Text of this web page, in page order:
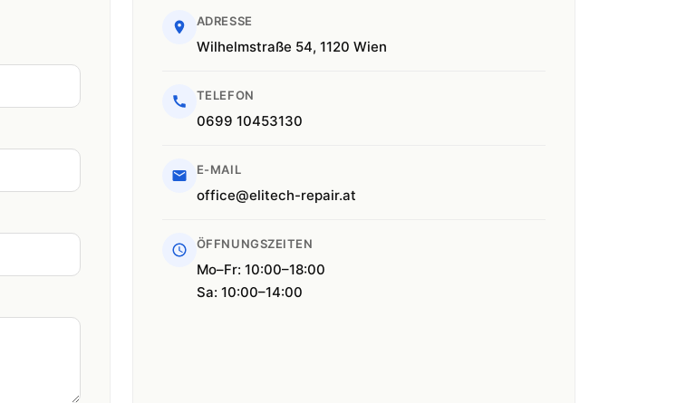
ADRESSE
Wilhelmstraße 54, 1120 Wien
TELEFON
0699 10453130
E-MAIL
office@elitech-repair.at
ÖFFNUNGSZEITEN
Mo–Fr: 10:00–18:00
Sa: 10:00–14:00